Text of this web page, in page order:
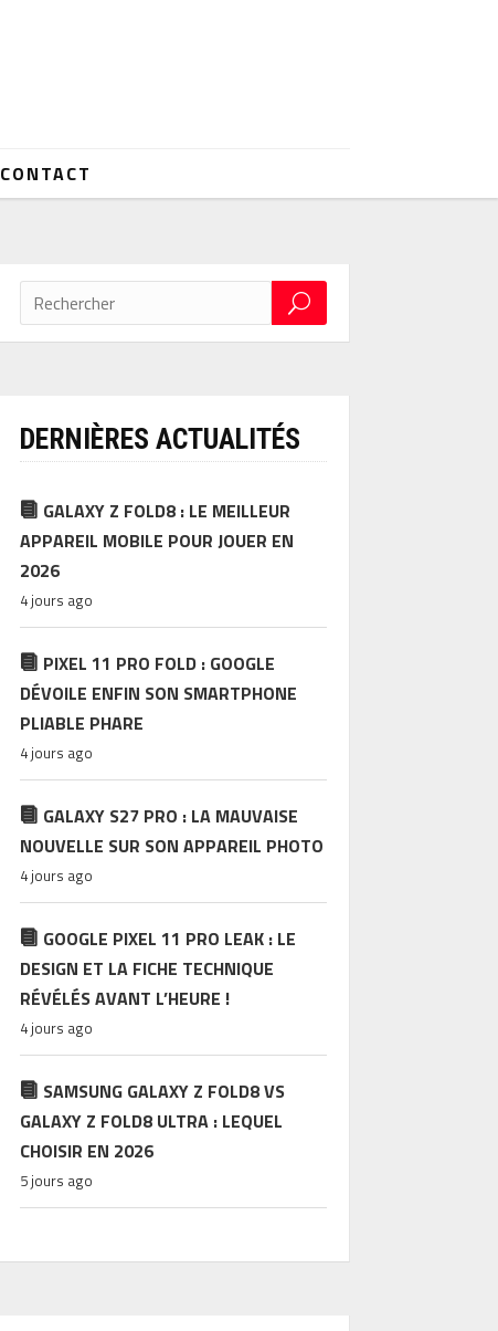
CONTACT
DERNIÈRES ACTUALITÉS
GALAXY Z FOLD8 : LE MEILLEUR
APPAREIL MOBILE POUR JOUER EN
2026
4 jours ago
PIXEL 11 PRO FOLD : GOOGLE
DÉVOILE ENFIN SON SMARTPHONE
PLIABLE PHARE
4 jours ago
GALAXY S27 PRO : LA MAUVAISE
NOUVELLE SUR SON APPAREIL PHOTO
4 jours ago
GOOGLE PIXEL 11 PRO LEAK : LE
DESIGN ET LA FICHE TECHNIQUE
RÉVÉLÉS AVANT L’HEURE !
4 jours ago
SAMSUNG GALAXY Z FOLD8 VS
GALAXY Z FOLD8 ULTRA : LEQUEL
CHOISIR EN 2026
5 jours ago